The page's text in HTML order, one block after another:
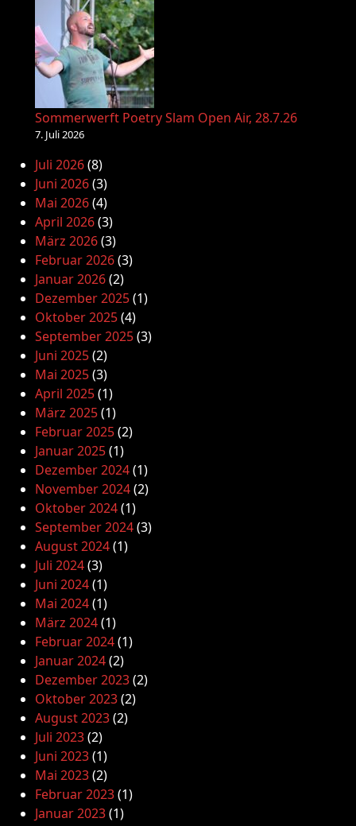
Sommerwerft Poetry Slam Open Air, 28.7.26
7. Juli 2026
Juli 2026(8)
Juni 2026(3)
Mai 2026(4)
April 2026(3)
März 2026(3)
Februar 2026(3)
Januar 2026(2)
Dezember 2025(1)
Oktober 2025(4)
September 2025(3)
Juni 2025(2)
Mai 2025(3)
April 2025(1)
März 2025(1)
Februar 2025(2)
Januar 2025(1)
Dezember 2024(1)
November 2024(2)
Oktober 2024(1)
September 2024(3)
August 2024(1)
Juli 2024(3)
Juni 2024(1)
Mai 2024(1)
März 2024(1)
Februar 2024(1)
Januar 2024(2)
Dezember 2023(2)
Oktober 2023(2)
August 2023(2)
Juli 2023(2)
Juni 2023(1)
Mai 2023(2)
Februar 2023(1)
Januar 2023(1)